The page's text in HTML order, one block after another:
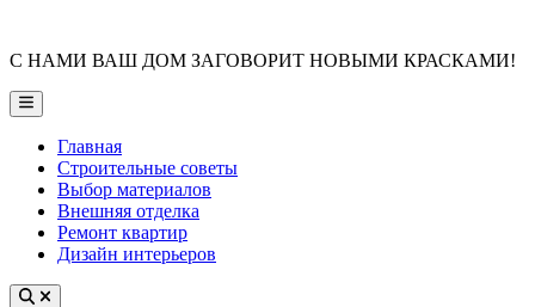
content
С НАМИ ВАШ ДОМ ЗАГОВОРИТ НОВЫМИ КРАСКАМИ!
Main
Menu
Главная
Строительные советы
Выбор материалов
Внешняя отделка
Ремонт квартир
Дизайн интерьеров